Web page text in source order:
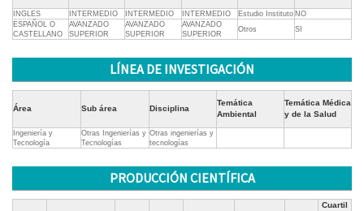
INGLES INTERMEDIO INTERMEDIO INTERMEDIO Estudio Instituto NO
ESPAÑOL O
CASTELLANO
AVANZADO
SUPERIOR
AVANZADO
SUPERIOR
AVANZADO
SUPERIOR
Otros SI
LÍNEA DE INVESTIGACIÓN
Área Sub área Disciplina
Temática
Ambiental
Temática Médica
y de la Salud
Ingeniería y
Tecnología
Otras Ingenierías y
Tecnologías
Otras ingenierías y
tecnologías
PRODUCCIÓN CIENTÍFICA
Cuartil